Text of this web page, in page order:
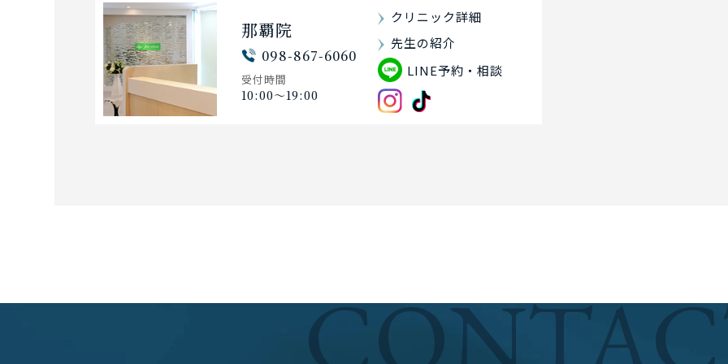
那覇院
098-867-6060
受付時間
10:00〜19:00
クリニック詳細
先生の紹介
LINE予約・相談